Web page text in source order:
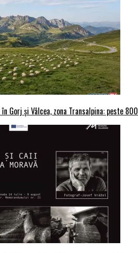
Gorj și Vâlcea, zona Transalpina: peste